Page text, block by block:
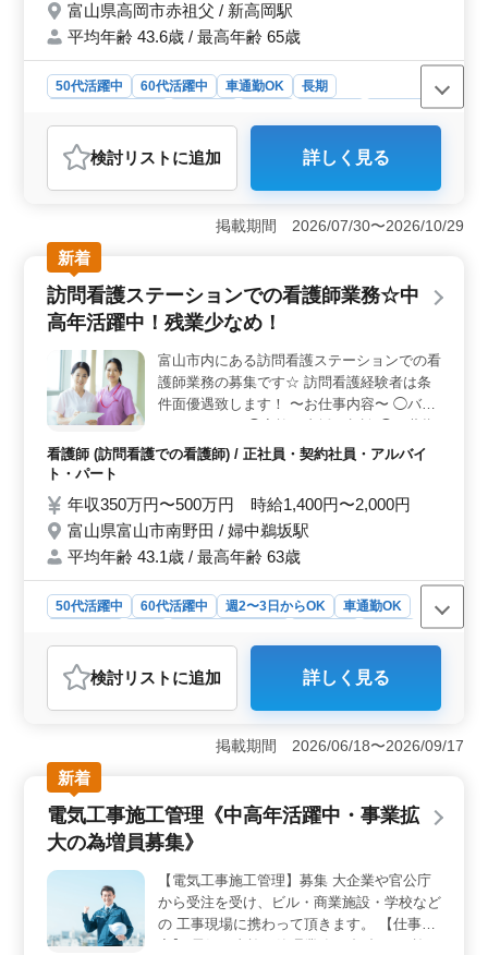
富山県高岡市赤祖父 / 新高岡駅
平均年齢 43.6歳 / 最高年齢 65歳
50代活躍中 60代活躍中 車通勤OK
長期
派遣社員
おすすめポイント
＜安心できる待遇＞ 賞与、退職金制度や各種社会保険
も完備。交通費も上限なしで実費支給します。長く腰を
据えて働きたい方にとって安心できる待遇が整っていま
す。 ＜残業少なめで無理なく働ける環境＞ 月の残
業時間は約10時間程度と少なめで、生活リズムを保ちや
すい環境です。GW・夏季・年末年始などの長期休暇もあ
り、仕事とプライベートの両立を重視したい方に最適で
世代の整備士が活躍しており、年齢関係なく実力を発揮
できる職場です。3級自動車整備士以上の資格や経験を活
かし、車検や一般整備などこれまで培ってきた技術を即
戦力として発揮できる環境が整っています。
検討リスト に追加 詳しく見る
掲載期間 2026/07/30〜2026/10/29
新着
訪問看護ステーションでの看護師業務☆中
高年活躍中！残業少なめ！
富山市内にある訪問看護ステーションでの看
護師業務の募集です☆ 訪問看護経験者は条
件面優遇致します！ 〜お仕事内容〜 ◯バイ
導 ◯医療機器の管理・指導 等 〜特徴〜 ◎
ばどんどん聞いてOKです♪ ご応募お待ちし
ております！
看護師 (訪問看護での看護師) / 正社員・契約社員・アルバイ
ト・パート
年収350万円〜500万円 時給1,400円〜2,000円
富山県富山市南野田 / 婦中鵜坂駅
平均年齢 43.1歳 / 最高年齢 63歳
50代活躍中 60代活躍中 週2〜3日からOK
車通勤OK
おすすめポイント
＜働きやすさ＞ 訪問看護ステーションでの業務は、週
休2日制や残業少なめで、中高年の方も活躍できます。さ
らに、週2〜3日からの勤務や車通勤OKなど、柔軟な働き
方が可能です。地域密着型の勤務で、患者様とのコミュ
ニケーションも深められます。 ＜やりがい＞ 患者
様と直接接することで、家族支援や服薬指導など、地域
の医療に貢献できます。経験者は条件優遇され、医療機
やその家族との信頼関係を築き、生涯にわたる支援を提
供するやりがいがあります。 ＜福利厚生＞ 社会保
険完備や交通費支給など、安心して働ける環境です。雰
囲気の良い職場で、分からないことは積極的に質問でき
検討リスト に追加 詳しく見る
掲載期間 2026/06/18〜2026/09/17
新着
電気工事施工管理《中高年活躍中・事業拡
大の為増員募集》
【電気工事施工管理】募集 大企業や官公庁
から受注を受け、ビル・商業施設・学校など
の 工事現場に携わって頂きます。 【仕事内